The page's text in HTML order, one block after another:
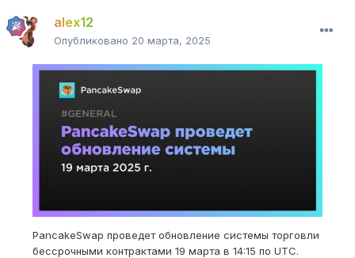
alex12
Опубликовано 20 марта, 2025
PancakeSwap проведет обновление системы торговли
бессрочными контрактами 19 марта в 14:15 по UTC.